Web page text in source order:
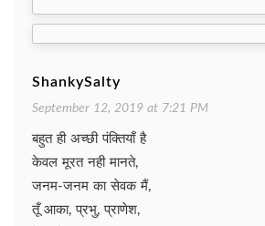
navigation
ShankySalty
September 12, 2019 at 7:21 PM
बहुत ही अच्छी पंक्तियाँ है
केवल मूरत नही मानते,
जनम-जनम का सेवक मैं,
तूँ आका, प्रभु, प्राणेश,